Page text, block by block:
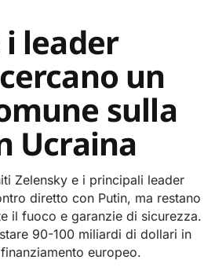
leader
un
sulla
Ucraina
Zelensky e i principali leader
diretto con Putin, ma restano
il fuoco e garanzie di sicurezza.
90-100 miliardi di dollari in
europeo.